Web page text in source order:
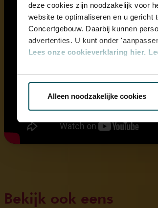
deze cookies zijn noodzakelijk voor
website te optimaliseren en u gericht
Concertgebouw. Daarbij kunnen
advertenties. U kunt onder
Lees onze cookieverklaring hier.
Via decookieverklaringop onze
We werken samen met32 derdendie
Alleen noodzakelijke cookies
Bekijk ook eens